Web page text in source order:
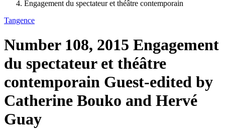
Engagement du spectateur et théâtre contemporain
Tangence
Number 108, 2015 Engagement
du spectateur et théâtre
contemporain Guest-edited by
Catherine Bouko and Hervé
Guay